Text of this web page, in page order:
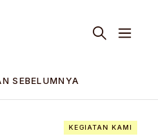
SEBELUMNYA
KEGIATAN KAMI